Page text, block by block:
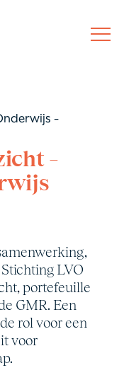
-
–
LVO
portefeuille
GMR. Een
rol voor een
voor